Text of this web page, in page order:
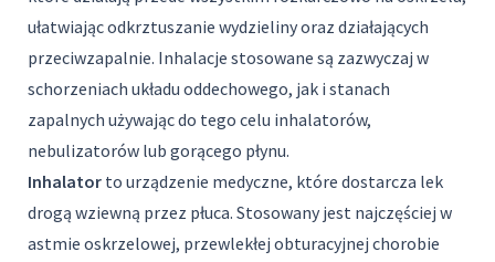
ułatwiając odkrztuszanie wydzieliny oraz działających
przeciwzapalnie. Inhalacje stosowane są zazwyczaj w
schorzeniach układu oddechowego, jak i stanach
zapalnych używając do tego celu inhalatorów,
nebulizatorów lub gorącego płynu.
Inhalator to urządzenie medyczne, które dostarcza lek
drogą wziewną przez płuca. Stosowany jest najczęściej w
astmie oskrzelowej, przewlekłej obturacyjnej chorobie